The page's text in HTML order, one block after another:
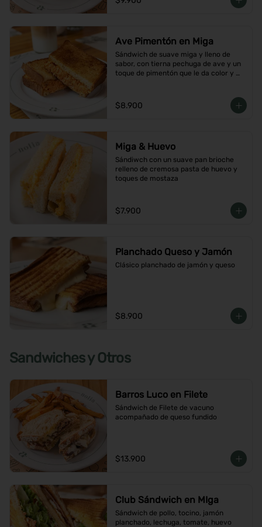
Ave Pimentón en Miga
Sándwich de suave miga y lleno de
sabor, con tierna pechuga de ave y un
toque de pimentón que le da color y
$8.900
Miga & Huevo
Sándiwch con un suave pan brioche
relleno de cremosa pasta de huevo y
toques de mostaza
$7.900
Planchado Queso y Jamón
Clásico planchado de jamón y queso
$8.900
Sandwiches y Otros
Barros Luco en Filete
Sándwich de Filete de vacuno
acompañado de queso fundido
$13.900
Club Sándwich en MIga
Sándwich de pollo, tocino, jamón
planchado, lechuga, tomate, huevo